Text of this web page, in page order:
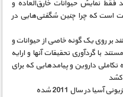
نمایش حیوانات خارق‌العاده و
است که چرا چنین شگفتی‌هایی در
بر روی یک گونه خاصی از حیوانات و
تمرکز می‌کنند٬ ولی این مستند با گردآوری تحقیقات آنها و ارایه
جهش‌ های حیوانات٬ زنجیره تکاملی داروین و پیامدهایی که برای
در سال 2011 شده